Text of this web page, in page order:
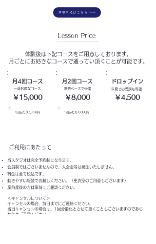
体験申込はこちら
Lesson Price
体験後は下記コースをご用意しております。
月ごとにお好きなコースで通ってい頂くことが可能です。
月4回コース
​一番お得なコース
​￥15,000
1回あたり3,750円
月2回コース
隔週ペースで受講
​￥8,000
1回あたり4,000円
​ドロップイン
単発での受講も可能
​￥4,500
ご利用にあたって
​当スタジオは完全予約制となります。
​会員制ではございませんので、入会金等は発生いたしません。
料金は全て税込です。
動きやすい服装でお越しください。（更衣室のご用意もございます）
産前産後の方は事前にご相談ください。
＜キャンセルについて＞
キャンセルの場合、前日までにご連絡ください。
​当日キャンセルの場合は、1回分消化とさせて頂くこともございますのであら
かじめご了承ください。